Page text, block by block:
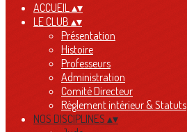
ACCUEIL▴▾
LE CLUB ▴▾
Présentation
Histoire
Professeurs
Administration
Comité Directeur
Règlement intérieur & Statuts
NOS DISCIPLINES ▴▾